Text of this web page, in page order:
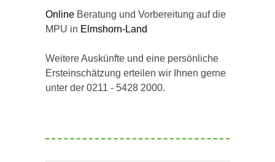
Online Beratung und Vorbereitung auf die
MPU in Elmshorn-Land
Weitere Auskünfte und eine persönliche
Ersteinschätzung erteilen wir Ihnen gerne
unter der 0211 - 5428 2000.